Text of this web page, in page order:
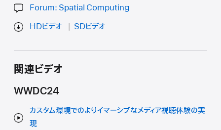
Forum: Spatial Computing
HDビデオ
SDビデオ
関連ビデオ
WWDC24
カスタム環境でのよりイマーシブなメディア視聴体験の実
現